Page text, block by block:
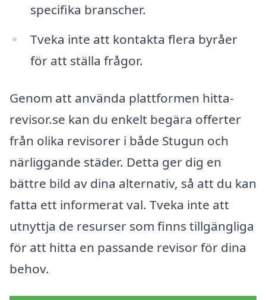
specifika branscher.
Tveka inte att kontakta flera byråer
för att ställa frågor.
Genom att använda plattformen hitta-
revisor.se kan du enkelt begära offerter
från olika revisorer i både Stugun och
närliggande städer. Detta ger dig en
bättre bild av dina alternativ, så att du kan
fatta ett informerat val. Tveka inte att
utnyttja de resurser som finns tillgängliga
för att hitta en passande revisor för dina
behov.